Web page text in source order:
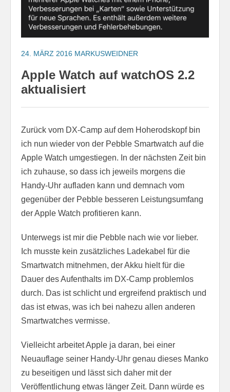
24. MÄRZ 2016 MARKUSWEIDNER
Apple Watch auf watchOS 2.2
aktualisiert
Zurück vom DX-Camp auf dem Hoherodskopf bin
ich nun wieder von der Pebble Smartwatch auf die
Apple Watch umgestiegen. In der nächsten Zeit bin
ich zuhause, so dass ich jeweils morgens die
Handy-Uhr aufladen kann und demnach vom
gegenüber der Pebble besseren Leistungsumfang
der Apple Watch profitieren kann.
Unterwegs ist mir die Pebble nach wie vor lieber.
Ich musste kein zusätzliches Ladekabel für die
Smartwatch mitnehmen, der Akku hielt für die
Dauer des Aufenthalts im DX-Camp problemlos
durch. Das ist schlicht und ergreifend praktisch und
das ist etwas, was ich bei nahezu allen anderen
Smartwatches vermisse.
Vielleicht arbeitet Apple ja daran, bei einer
Neuauflage seiner Handy-Uhr genau dieses Manko
zu beseitigen und lässt sich daher mit der
Veröffentlichung etwas länger Zeit. Dann würde es